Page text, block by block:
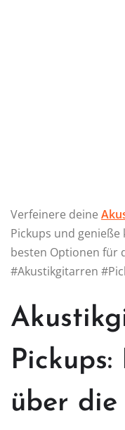
Verfeinere deine
Pickups und
besten Optionen für
#Akustikgitarren
über die